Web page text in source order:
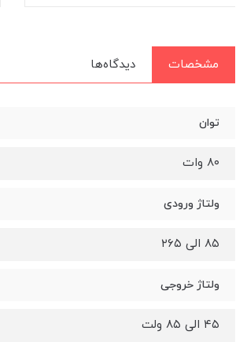
مشخصات دیدگاه‌ها
توان
۸۰ وات
ولتاژ ورودی
۸۵ الی ۲۶۵
ولتاژ خروجی
۴۵ الی ۸۵ ولت